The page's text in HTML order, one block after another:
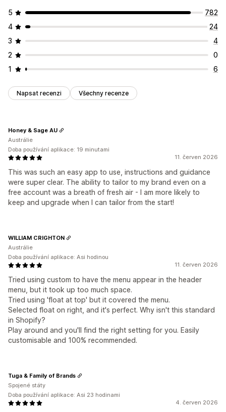
Responzivní design pro mobilní zařízení
Pozice ikon
Ruční pozice Automatická pozice Oznamovací lišta
Vlastní stránky Stránka košíku Stránka pokladny
Domovská stránka
Vstupní stránky
Stránky produktů
Geografické cílení
5
782
4
24
3
4
2
0
1
6
Napsat recenzi Všechny recenze
11. červen 2026
This was such an easy app to use, instructions and guidance
were super clear. The ability to tailor to my brand even on a
free account was a breath of fresh air - I am more likely to
keep and upgrade when I can tailor from the start!
Honey & Sage AU
Austrálie
Doba používání aplikace: 19 minutami
11. červen 2026
Tried using custom to have the menu appear in the header
menu, but it took up too much space.
Tried using 'float at top' but it covered the menu.
Selected float on right, and it's perfect. Why isn't this standard
in Shopify?
Play around and you'll find the right setting for you. Easily
customisable and 100% recommended.
WILLIAM CRIGHTON
Austrálie
Doba používání aplikace: Asi hodinou
4. červen 2026
Tuga & Family of Brands
Spojené státy
Doba používání aplikace: Asi 23 hodinami